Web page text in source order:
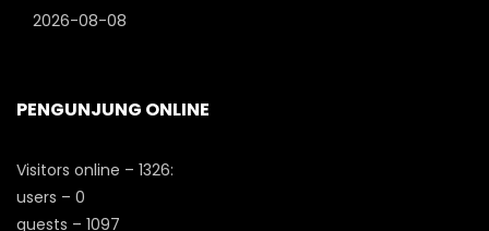
2026-08-08
PENGUNJUNG ONLINE
Visitors online – 1326:
users – 0
guests – 1097